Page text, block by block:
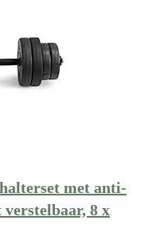
met anti-
8 x